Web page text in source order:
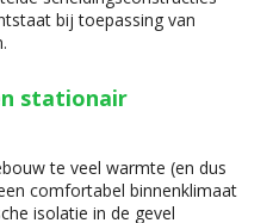
bij toepassing van
stationair
te veel warmte (en dus
comfortabel binnenklimaat
isolatie in de gevel